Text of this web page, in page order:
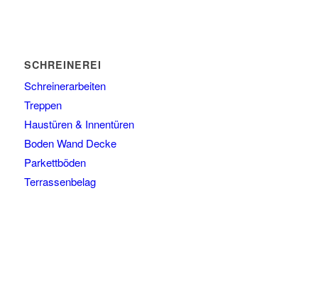
SCHREINEREI
Schreinerarbeiten
Treppen
Haustüren & Innentüren
Boden Wand Decke
Parkettböden
Terrassenbelag